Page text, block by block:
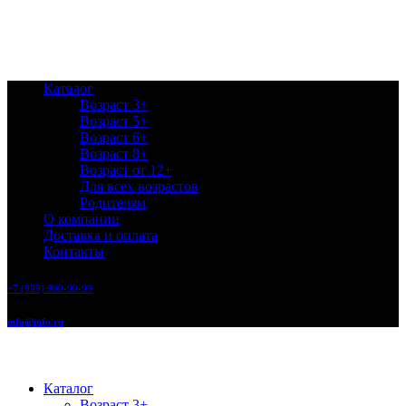
Каталог
Возраст 3+
Возраст 5+
Возраст 6+
Возраст 8+
Возраст от 12+
Для всех возрастов
Родителям
О компании
Доставка и оплата
Контакты
+7 (999) 999-99-99
info@info.ru
Каталог